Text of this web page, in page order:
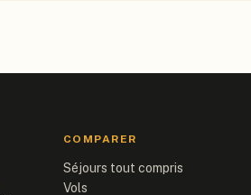
COMPARER
Séjours tout compris
Vols